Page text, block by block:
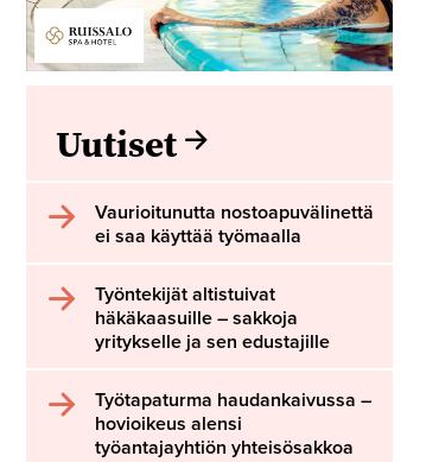
Uutiset
Vaurioitunutta nostoapuvälinettä
ei saa käyttää työmaalla
Työntekijät altistuivat
häkäkaasuille – sakkoja
yritykselle ja sen edustajille
Työtapaturma haudankaivussa –
hovioikeus alensi
työantajayhtiön yhteisösakkoa